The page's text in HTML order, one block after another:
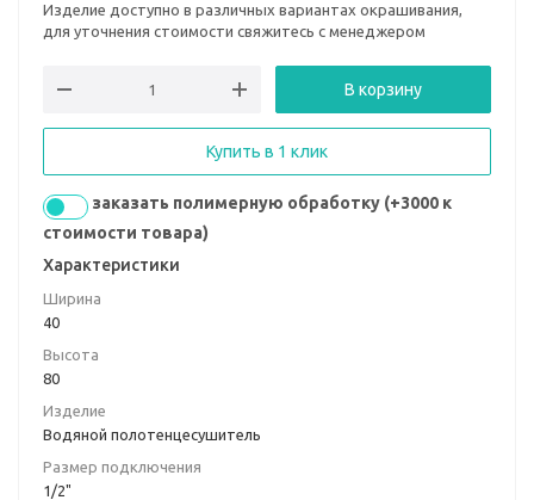
Изделие доступно в различных вариантах окрашивания,
для уточнения стоимости свяжитесь с менеджером
В корзину
Купить в 1 клик
заказать полимерную обработку (+3000 к
стоимости товара)
Характеристики
Ширина
40
Высота
80
Изделие
Водяной полотенцесушитель
Размер подключения
1/2"